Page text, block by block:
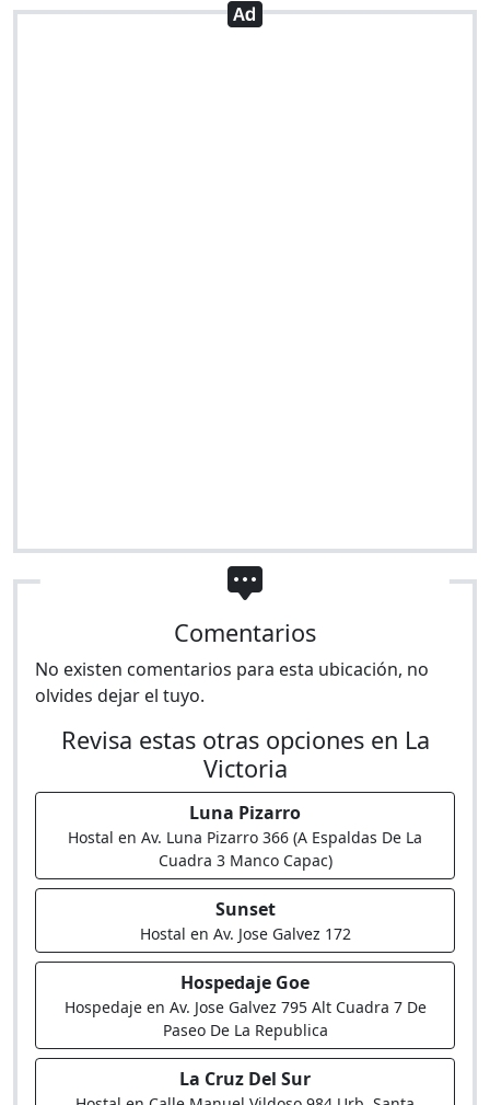
Comentarios
No existen comentarios para esta ubicación, no
olvides dejar el tuyo.
Revisa estas otras opciones en La
Victoria
Luna Pizarro
Hostal en Av. Luna Pizarro 366 (A Espaldas De La
Cuadra 3 Manco Capac)
Sunset
Hostal en Av. Jose Galvez 172
Hospedaje Goe
Hospedaje en Av. Jose Galvez 795 Alt Cuadra 7 De
Paseo De La Republica
La Cruz Del Sur